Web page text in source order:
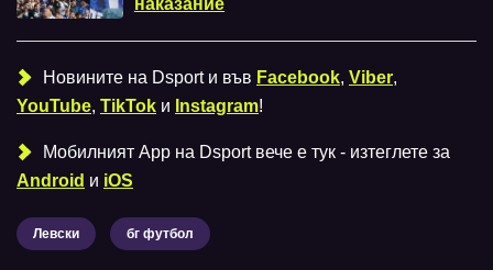
Новините на Dsport и във Facebook, Viber,
YouTube, TikTok и Instagram!
Мобилният Аpp на Dsport вече е тук - изтеглете за
Android и iOS
Левски бг футбол